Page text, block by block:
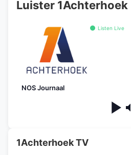
Luister 1Achterhoek
Listen Live
NOS Journaal
1Achterhoek TV